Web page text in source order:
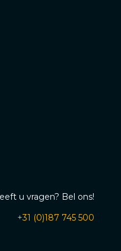
u vragen? Bel ons!
+31 (0)187 745 500